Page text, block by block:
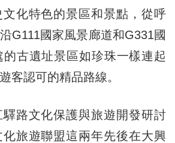
化特色的景區和景點，從呼
G111國家風景廊道和G331國
古遺址景區如珍珠一樣連起
客認可的精品路線。
文化保護與旅遊開發研討
旅遊聯盟這兩年先後在大興